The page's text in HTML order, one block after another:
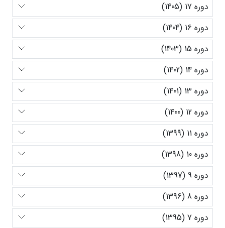
دوره 17 (1405)
دوره 16 (1404)
دوره 15 (1403)
دوره 14 (1402)
دوره 13 (1401)
دوره 12 (1400)
دوره 11 (1399)
دوره 10 (1398)
دوره 9 (1397)
دوره 8 (1396)
دوره 7 (1395)